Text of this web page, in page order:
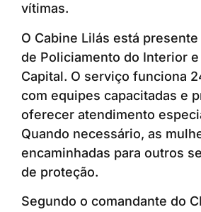
vítimas.
O Cabine Lilás está
de Policiamento do Interior e
Capital. O serviço funciona
com equipes capacitadas e
oferecer atendimento
Quando necessário, as
encaminhadas para outros
de proteção.
Segundo o comandante do